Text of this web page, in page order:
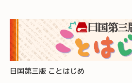
日国第三版 ことはじめ